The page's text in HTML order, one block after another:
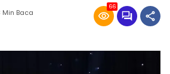
Min Baca
66